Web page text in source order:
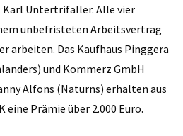
Karl Untertrifaller. Alle vier
unbefristeten Arbeitsvertrag
arbeiten. Das Kaufhaus­ ­Pinggera
und Kommerz GmbH
­Alfons (Naturns) erhalten aus
eine Prämie über 2.000 Euro.